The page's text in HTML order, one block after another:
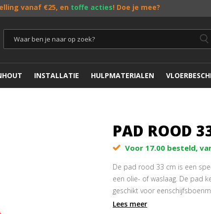
vanaf €25, en toffe acties! Doe je mee?
INSTALLATIE HULPMATERIALEN
PAD ROOD
Voor 17.00 besteld,
De pad rood 33 cm is een
een olie- of waslaag. De pad
geschikt voor
cm.
Lees meer